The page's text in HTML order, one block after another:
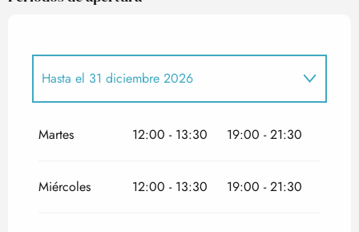
Del 1 enero 2026al 18 junio 2026
Hasta el 31 diciembre 2026
Martes 12:00 - 13:30 19:00 - 21:30
Miércoles 12:00 - 13:30 19:00 - 21:30